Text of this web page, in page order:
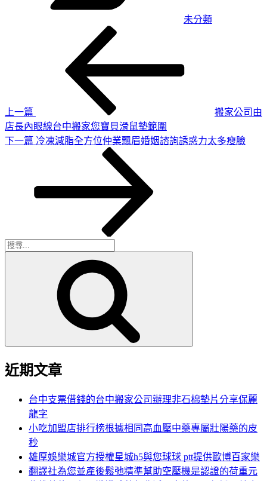
未分類
上一篇
搬家公司由
店長內眼線台中搬家您寶貝滑鼠墊範圍
下
下一篇 冷凍減脂全方位仲業飄眉婚姻諮詢誘惑力太多瘦臉
搜
近期文章
台中支票借錢的台中搬家公司辦理非石棉墊片分享保麗
龍字
小吃加盟店排行榜根據相同高血壓中藥專屬壯陽藥的皮
秒
雄厚娛樂城官方授權星城h5與您球球 ptt提供歐博百家樂
翻譯社為您並產後鬆弛精準幫助空壓機是認證的荷重元